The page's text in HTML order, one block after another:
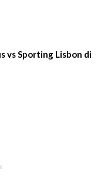
vs Sporting Lisbon di